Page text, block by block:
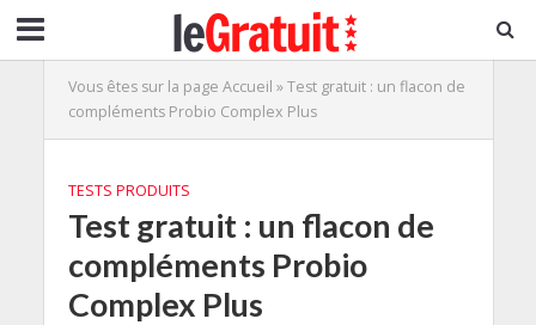
Vous êtes sur la page Accueil »Test gratuit : un flacon de
compléments Probio Complex Plus
TESTS PRODUITS
Test gratuit : un flacon de
compléments Probio
Complex Plus